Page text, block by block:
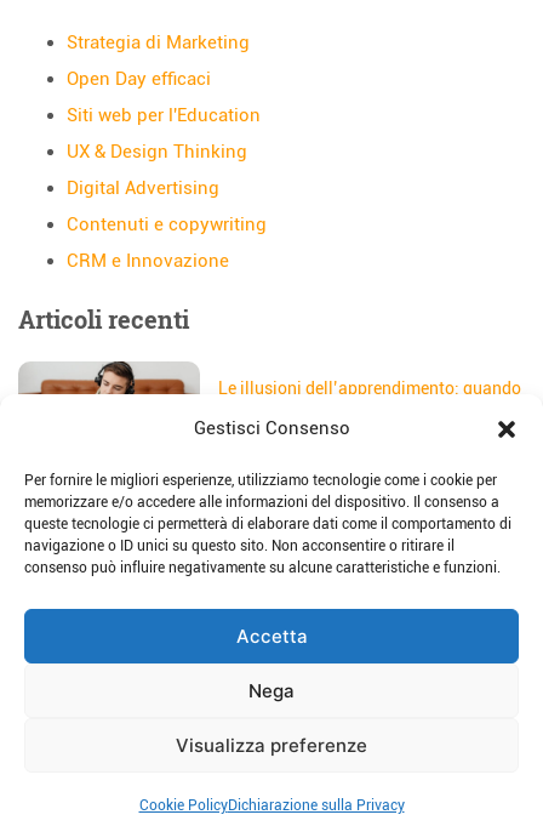
Gestisci Consenso
Per fornire le migliori esperienze, utilizziamo tecnologie come i cookie per
memorizzare e/o accedere alle informazioni del dispositivo. Il consenso a
queste tecnologie ci permetterà di elaborare dati come il comportamento di
navigazione o ID unici su questo sito. Non acconsentire o ritirare il
consenso può influire negativamente su alcune caratteristiche e funzioni.
Accetta
Nega
Visualizza preferenze
Cookie PolicyDichiarazione sulla Privacy
Strategia di Marketing
Open Day efficaci
Siti web per l'Education
UX & Design Thinking
Digital Advertising
Contenuti e copywriting
CRM e Innovazione
Articoli recenti
Le illusioni dell’apprendimento: quando
Data:5 Agosto 2026
Il sito web della scuola: come
trasformarlo in uno strumento di
storytelling e comunicazione
Data:28 Luglio 2026
Place-based education: dalla teoria alla
pratica per imparare sul territorio
Data:23 Luglio 2026
01434150197 | © 2026 |Privacy Policy-Cookies Policy